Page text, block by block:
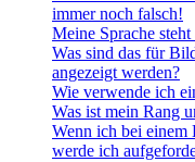
immer noch falsch!
Meine Sprache
Was sind das für
angezeigt werden?
Wie verwende ich
Was ist mein Rang
Wenn ich bei
werde ich